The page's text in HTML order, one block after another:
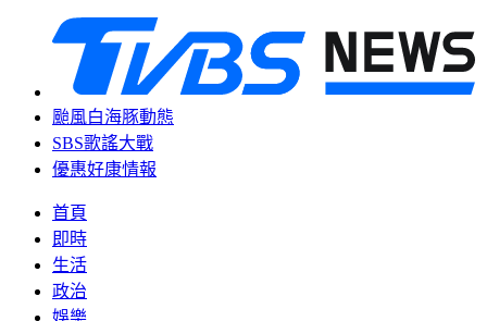
颱風白海豚動態
SBS歌謠大戰
優惠好康情報
首頁
即時
生活
政治